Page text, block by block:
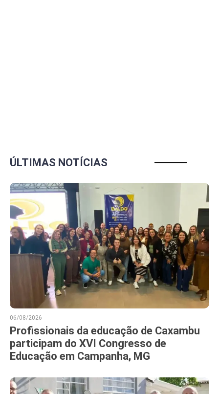
ÚLTIMAS NOTÍCIAS
06/08/2026
Profissionais da educação de Caxambu
participam do XVI Congresso de
Educação em Campanha, MG